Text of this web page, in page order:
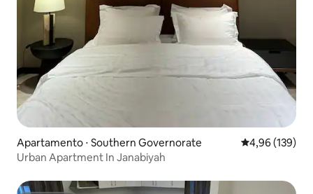
Apartamento ⋅ Southern Governorate 4,96 de uma
4,96 (139)
Urban Apartment In Janabiyah